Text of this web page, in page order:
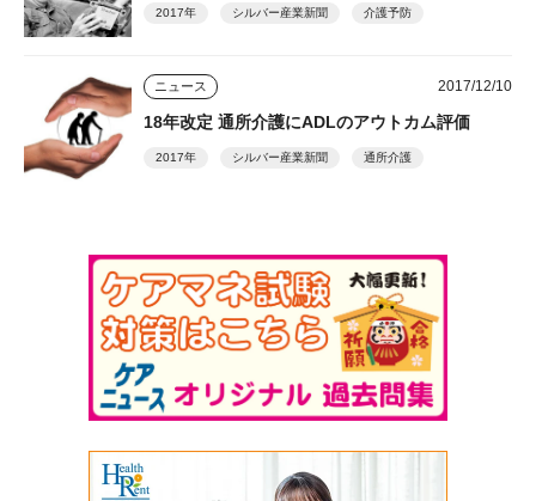
2017年 シルバー産業新聞 介護予防
ニュース 2017/12/10
18年改定 通所介護にADLのアウトカム評価
2017年 シルバー産業新聞 通所介護